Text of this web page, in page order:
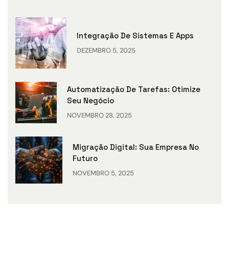
Integração De Sistemas E Apps
DEZEMBRO 5, 2025
Automatização De Tarefas: Otimize
Seu Negócio
NOVEMBRO 28, 2025
Migração Digital: Sua Empresa No
Futuro
NOVEMBRO 5, 2025